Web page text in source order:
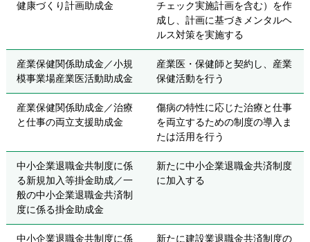
健康づくり計画助成金
チェック実施計画を含む）を作
成し、計画に基づきメンタルヘ
ルス対策を実施する
産業保健関係助成金／小規
模事業場産業医活動助成金
産業医・保健師と契約し、産業
保健活動を行う
産業保健関係助成金／治療
と仕事の両立支援助成金
傷病の特性に応じた治療と仕事
を両立するための制度の導入ま
たは活用を行う
中小企業退職金共制度に係
る新規加入等掛金助成／一
般の中小企業退職金共済制
度に係る掛金助成金
新たに中小企業退職金共済制度
に加入する
中小企業退職金共制度に係 新たに建設業退職金共済制度の